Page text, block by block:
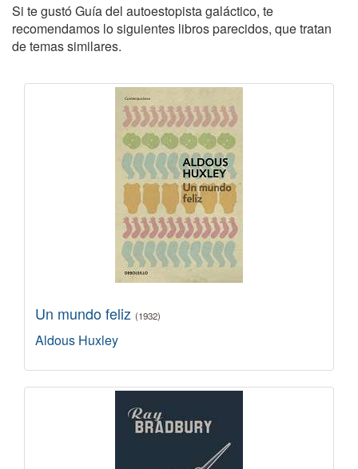
Si te gustó Guía del autoestopista galáctico, te
recomendamos lo siguientes libros parecidos, que tratan
de temas similares.
Un mundo feliz (1932)
Aldous Huxley